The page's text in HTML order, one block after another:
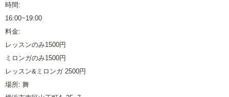
時間:
16:00~19:00
料金:
レッスンのみ1500円
ミロンガのみ1500円
レッスン&ミロンガ 2500円
場所: 舞